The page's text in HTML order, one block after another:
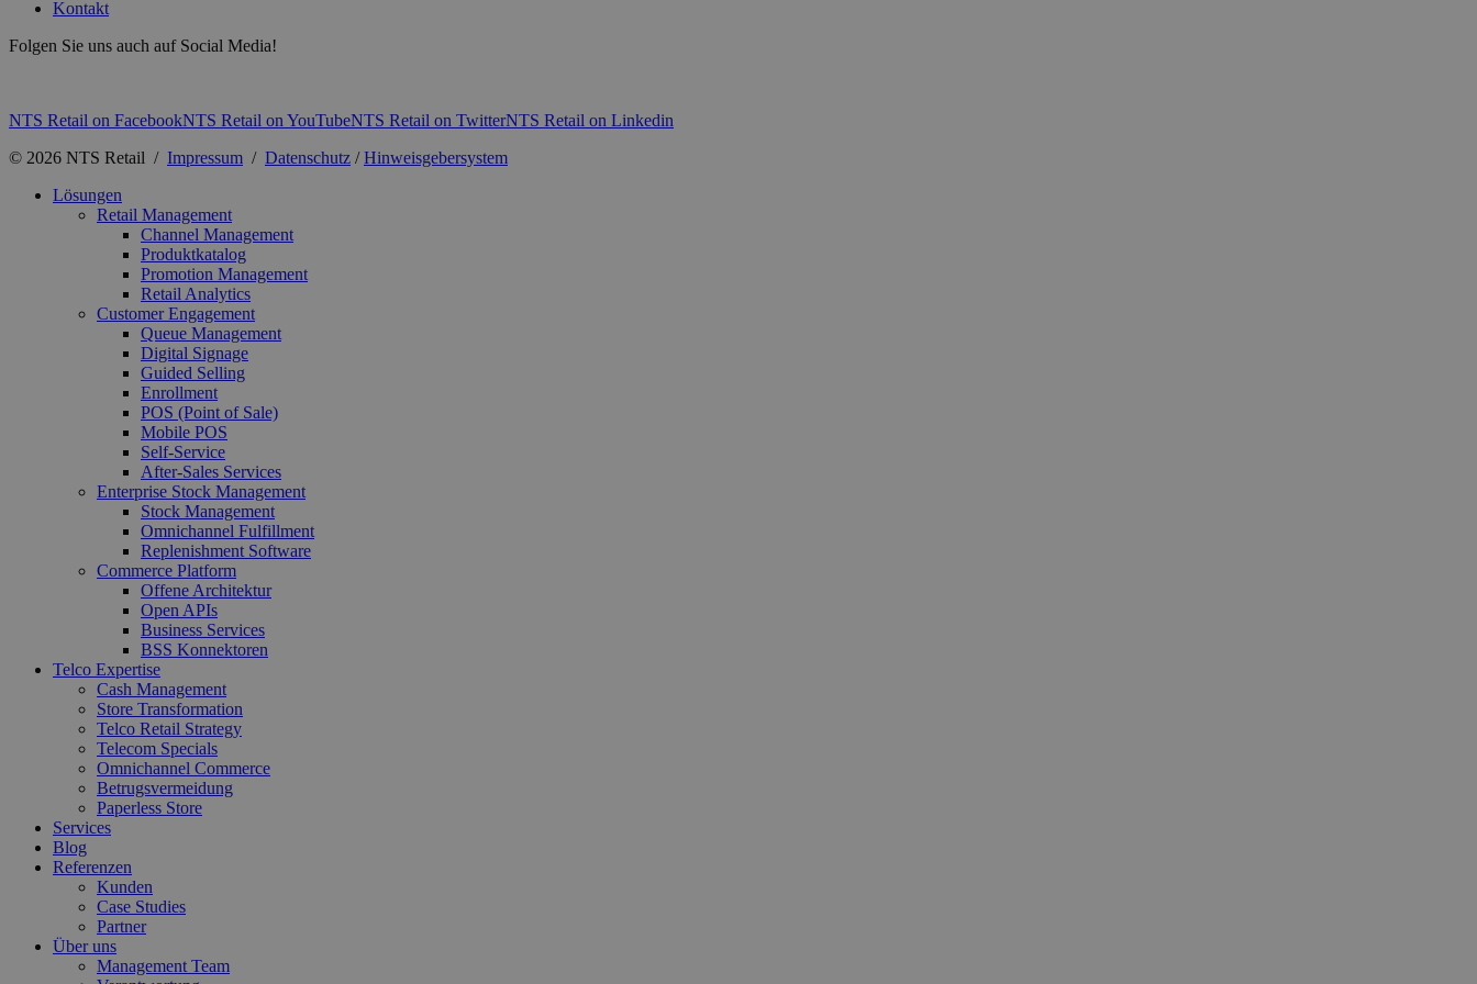
Kontakt
Folgen Sie uns auch auf Social Media!
NTS Retail on FacebookNTS Retail on YouTubeNTS Retail on TwitterNTS Retail on Linkedin
© 2026 NTS Retail / Impressum / Datenschutz /Hinweisgebersystem
Lösungen
Retail Management
Channel Management
Produktkatalog
Promotion Management
Retail Analytics
Customer Engagement
Queue Management
Digital Signage
Guided Selling
Enrollment
POS (Point of Sale)
Mobile POS
Self-Service
After-Sales Services
Enterprise Stock Management
Stock Management
Omnichannel Fulfillment
Replenishment Software
Commerce Platform
Offene Architektur
Open APIs
Business Services
BSS Konnektoren
Telco Expertise
Cash Management
Store Transformation
Telco Retail Strategy
Telecom Specials
Omnichannel Commerce
Betrugsvermeidung
Paperless Store
Services
Blog
Referenzen
Kunden
Case Studies
Partner
Über uns
Management Team